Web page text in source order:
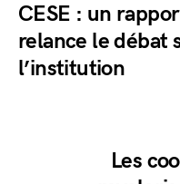
CESE : un
relance le débat
l’institution
Les